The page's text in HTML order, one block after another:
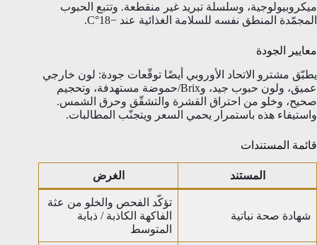
ميكروبيولوجية، وسلسلة تبريد غير منقطعة. وتتبع الحبوب
المجمّدة المنطق نفسه للسلامة الغذائية عند −18°C.
معايير الجودة
يطبّق مشترو الاتحاد الأوروبي أيضًا توقّعات جودة: لون خارجي
عميق، ولون حبوب جيد، وBrix/حموضة مستهدفة، وتحجيم
صحيح، وخلو من احتراق القشرة والتشقّق وحرق الشمس.
واستيفاء هذه باستمرار يحمي السعر ويتجنّب المطالبات.
قائمة المستندات
المستند الغرض
شهادة صحة نباتية
تؤكّد الفحص والخلو من عثة
الفاكهة الكاذبة / ذبابة
المتوسط